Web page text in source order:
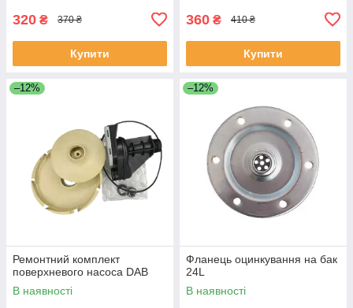
320 ₴ 370 ₴
Купити
360 ₴ 410 ₴
Купити
–12%
Ремонтний комплект
поверхневого насоса DAB
В наявності
–12%
Фланець оцинкування на бак
24L
В наявності